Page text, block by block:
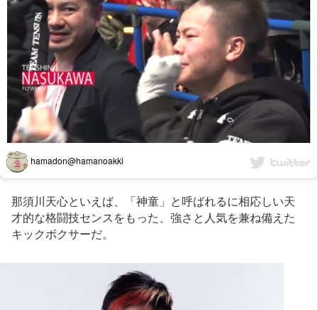
hamadon@hamanoakki
那須川天心といえば、「神童」と呼ばれるに相応しい天
才的な格闘技センスをもった、強さと人気を兼ね備えた
キックボクサーだ。